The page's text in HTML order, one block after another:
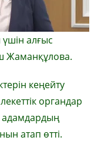
алғыс
Жаманқұлова.
кеңейту
органдар
адамдардың
атап өтті.